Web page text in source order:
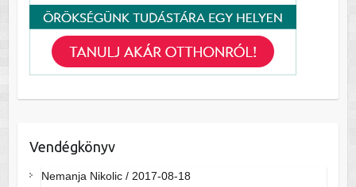
Vendégkönyv
Nemanja Nikolic/ 2017-08-18